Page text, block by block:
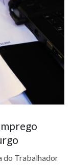
do Trabalhador